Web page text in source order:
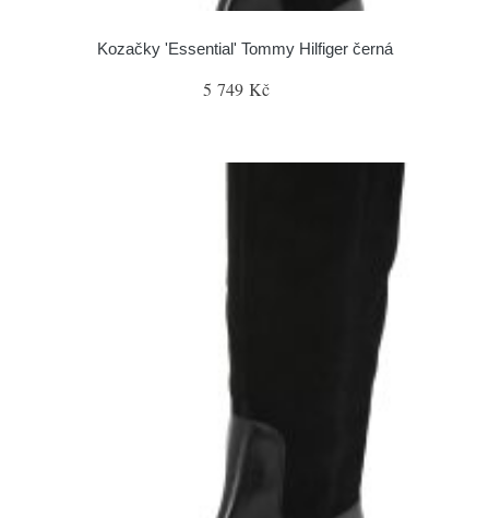
Kozačky 'Essential' Tommy Hilfiger černá
5 749 Kč